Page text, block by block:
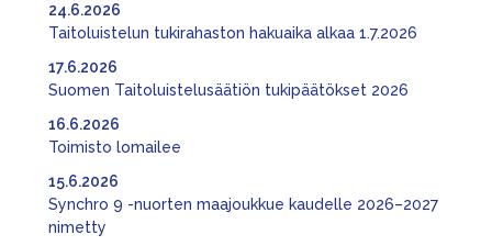
Taitoluistelun tukirahaston hakuaika alkaa 1.7.2026
24.6.2026
Suomen Taitoluistelusäätiön tukipäätökset 2026
17.6.2026
Toimisto lomailee
16.6.2026
Synchro 9 -nuorten maajoukkue kaudelle 2026–2027
nimetty
15.6.2026